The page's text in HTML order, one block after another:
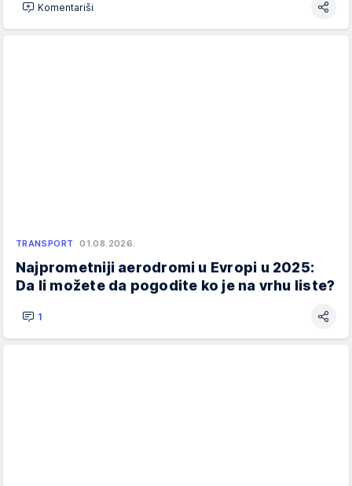
Komentariši
TRANSPORT 01.08.2026.
Najprometniji aerodromi u Evropi u 2025:
Da li možete da pogodite ko je na vrhu liste?
1